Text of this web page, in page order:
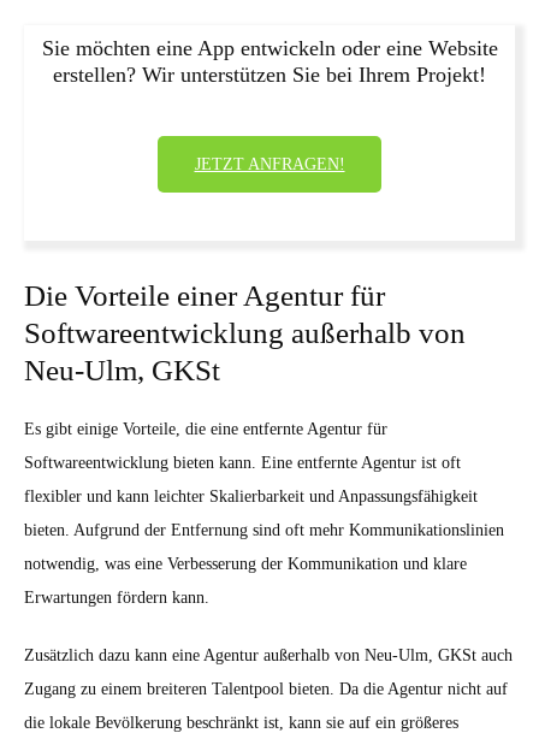
Sie möchten eine App entwickeln oder eine Website
erstellen? Wir unterstützen Sie bei Ihrem Projekt!
JETZT ANFRAGEN!
Die Vorteile einer Agentur für
Softwareentwicklung außerhalb von
Neu-Ulm, GKSt
Es gibt einige Vorteile, die eine entfernte Agentur für
Softwareentwicklung bieten kann. Eine entfernte Agentur ist oft
flexibler und kann leichter Skalierbarkeit und Anpassungsfähigkeit
bieten. Aufgrund der Entfernung sind oft mehr Kommunikationslinien
notwendig, was eine Verbesserung der Kommunikation und klare
Erwartungen fördern kann.
Zusätzlich dazu kann eine Agentur außerhalb von Neu-Ulm, GKSt auch
Zugang zu einem breiteren Talentpool bieten. Da die Agentur nicht auf
die lokale Bevölkerung beschränkt ist, kann sie auf ein größeres